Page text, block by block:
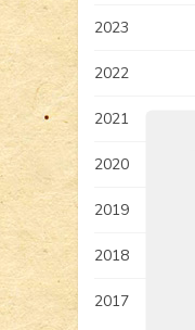
2023
2022
2021
2020
2019
2018
2017